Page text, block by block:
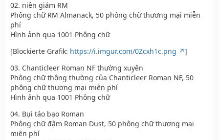
02. niên giám RM
Phông chữ RM Almanack, 50 phông chữ thương mại miễn
phí
Hình ảnh qua 1001 Phông chữ
[Blockierte Grafik: https://i.imgur.com/0Zcxh1c.png
]
03. Chanticleer Roman NF thường xuyên
Phông chữ thông thường của Chanticleer Roman NF, 50
phông chữ thương mại miễn phí
Hình ảnh qua 1001 Phông chữ
04. Bụi táo bạo Roman
Phông chữ đậm Roman Dust, 50 phông chữ thương mại
miễn phí